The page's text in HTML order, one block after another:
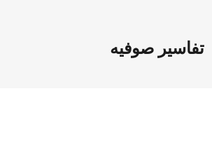
تفاسیر صوفیه